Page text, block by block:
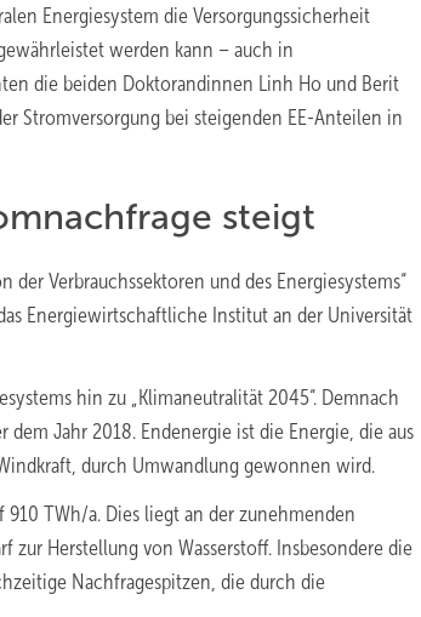
Energiesystem die Versorgungssicherheit
werden kann – auch in
die beiden Doktorandinnen Linh Ho und Berit
Stromversorgung bei steigenden EE-Anteilen in
steigt
Verbrauchssektoren und des Energiesystems“
Energiewirtschaftliche Institut an der Universität
hin zu „Klimaneutralität 2045“. Demnach
Jahr 2018. Endenergie ist die Energie, die aus
durch Umwandlung gewonnen wird.
TWh/a. Dies liegt an der zunehmenden
zur Herstellung von Wasserstoff. Insbesondere die
Nachfragespitzen, die durch die